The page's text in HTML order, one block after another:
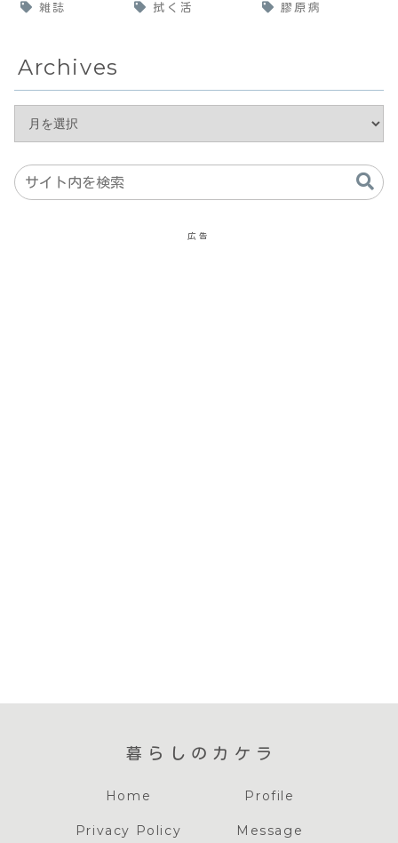
雑誌 拭く活 膠原病
Archives
広告
暮らしのカケラ
Home Profile
Privacy Policy Message